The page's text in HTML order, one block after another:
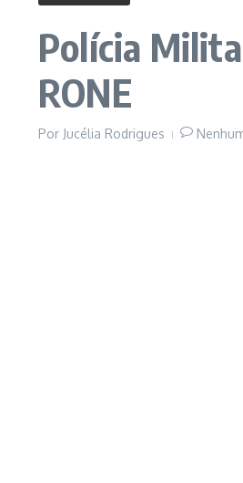
Polícia
RONE
Por Jucélia Rodrigues